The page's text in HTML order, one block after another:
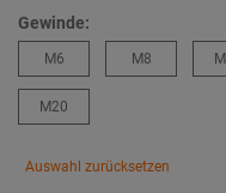
Gewinde:
M6 M8
M20
Auswahl zurücksetzen